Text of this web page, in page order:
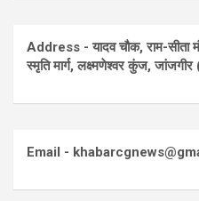
Address - यादव चौक, राम-सीता
स्मृति मार्ग, लक्ष्मणेश्वर कुंज,
Email -